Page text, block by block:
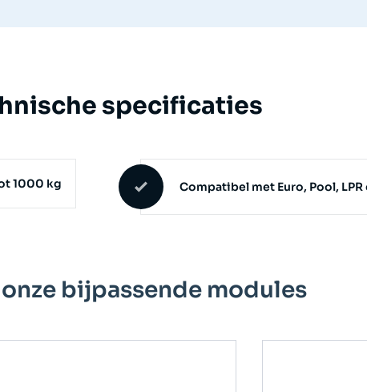
specificaties
1000 kg Compatibel met Euro, Pool, LPR
bijpassende modules